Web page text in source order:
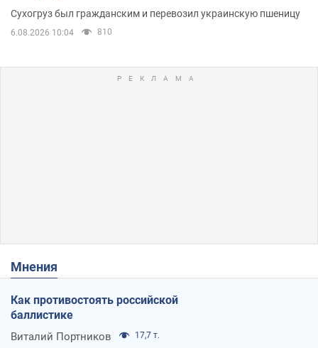
Сухогруз был гражданским и перевозил украинскую пшеницу
6.08.2026 10:04 810
Мнения
Как противостоять российской
баллистике
Виталий Портников 17,7 т.